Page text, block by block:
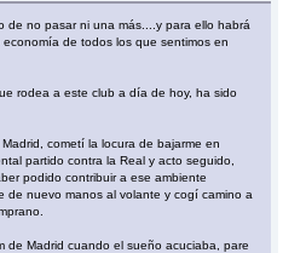
de no pasar ni una más....y para ello habrá
de todos los que sentimos en
rodea a este club a día de hoy, ha sido
cometí la locura de bajarme en
partido contra la Real y acto seguido,
podido contribuir a ese ambiente
de nuevo manos al volante y cogí camino a
de Madrid cuando el sueño acuciaba, pare